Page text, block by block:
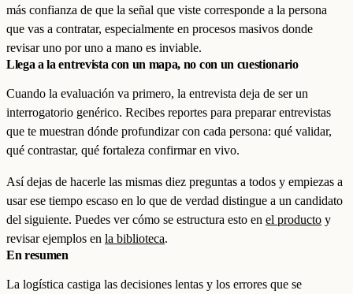
más confianza de que la señal que viste corresponde a la persona
que vas a contratar, especialmente en procesos masivos donde
revisar uno por uno a mano es inviable.
Llega a la entrevista con un mapa, no con un cuestionario
Cuando la evaluación va primero, la entrevista deja de ser un
interrogatorio genérico. Recibes reportes para preparar entrevistas
que te muestran dónde profundizar con cada persona: qué validar,
qué contrastar, qué fortaleza confirmar en vivo.
Así dejas de hacerle las mismas diez preguntas a todos y empiezas a
usar ese tiempo escaso en lo que de verdad distingue a un candidato
del siguiente. Puedes ver cómo se estructura esto en el producto y
revisar ejemplos en la biblioteca.
En resumen
La logística castiga las decisiones lentas y los errores que se